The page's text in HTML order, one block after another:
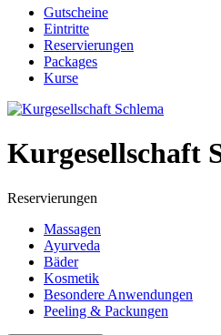
Gutscheine
Eintritte
Reservierungen
Packages
Kurse
Kurgesellschaft
Reservierungen
Massagen
Ayurveda
Bäder
Kosmetik
Besondere Anwendungen
Peeling & Packungen